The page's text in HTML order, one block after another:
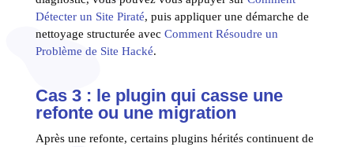
Détecter un Site Piraté, puis appliquer une démarche de
nettoyage structurée avec Comment Résoudre un
Problème de Site Hacké.
Cas 3 : le plugin qui casse une
refonte ou une migration
Après une refonte, certains plugins hérités continuent de